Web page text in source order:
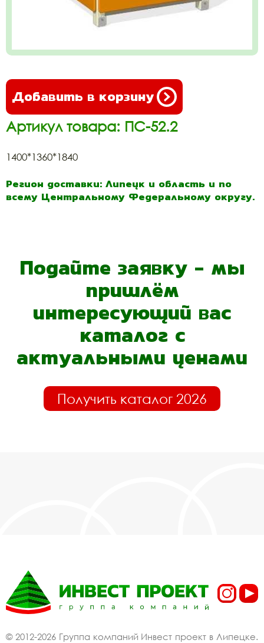
Добавить в корзину
Артикул товара: ПС-52.2
1400*1360*1840
Регион доставки: Липецк и область и по
всему Центральному Федеральному округу.
Подайте заявку - мы
пришлём
интересующий вас
каталог с
актуальными ценами
Получить каталог 2026
© 2012-2026 Группа компаний Инвест проект в Липецке.